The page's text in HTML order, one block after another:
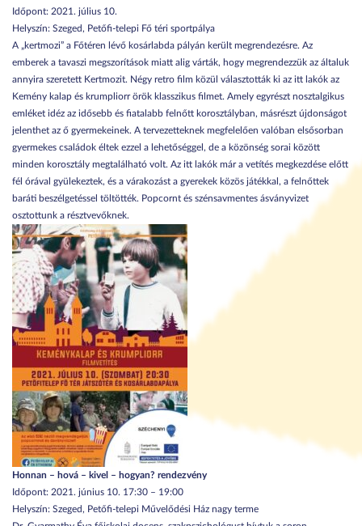
Időpont: 2021. július 10.
Helyszín: Szeged, Petőfi-telepi Fő téri sportpálya
A „kertmozi” a Főtéren lévő kosárlabda pályán került megrendezésre. Az
emberek a tavaszi megszorítások miatt alig várták, hogy megrendezzük az általuk
annyira szeretett Kertmozit. Négy retro film közül választották ki az itt lakók az
Kemény kalap és krumpliorr örök klasszikus filmet. Amely egyrészt nosztalgikus
emléket idéz az idősebb és fiatalabb felnőtt korosztályban, másrészt újdonságot
jelenthet az ő gyermekeinek. A tervezetteknek megfelelően valóban elsősorban
gyermekes családok éltek ezzel a lehetőséggel, de a közönség sorai között
minden korosztály megtalálható volt. Az itt lakók már a vetítés megkezdése előtt
fél órával gyülekeztek, és a várakozást a gyerekek közös játékkal, a felnőttek
baráti beszélgetéssel töltötték. Popcornt és szénsavmentes ásványvizet
osztottunk a résztvevőknek.
Honnan – hová – kivel – hogyan? rendezvény
Időpont: 2021. június 10. 17:30 – 19:00
Helyszín: Szeged, Petőfi-telepi Művelődési Ház nagy terme